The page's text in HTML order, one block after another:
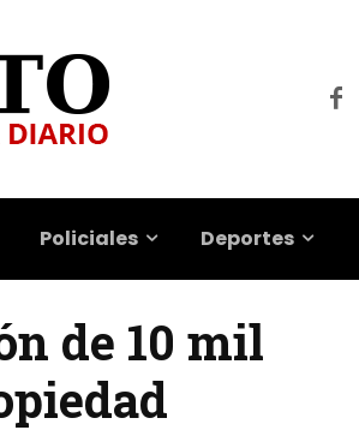
Policiales Deportes
de 10 mil